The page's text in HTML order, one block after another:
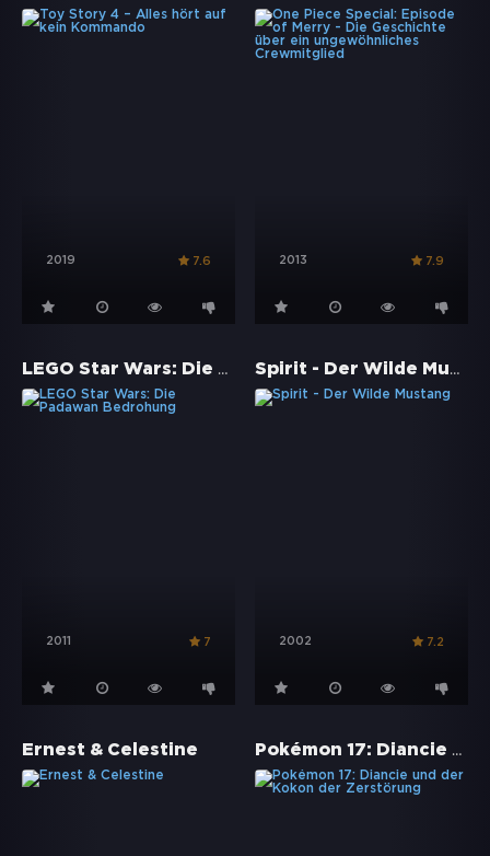
2019 7.6 2013 7.9
LEGO Star Wars: Die Padawan Bedrohung
2011 7
Spirit - Der Wilde Mustang
2002 7.2
Ernest & Celestine Pokémon 17: Diancie und der Kokon der Zerstörung